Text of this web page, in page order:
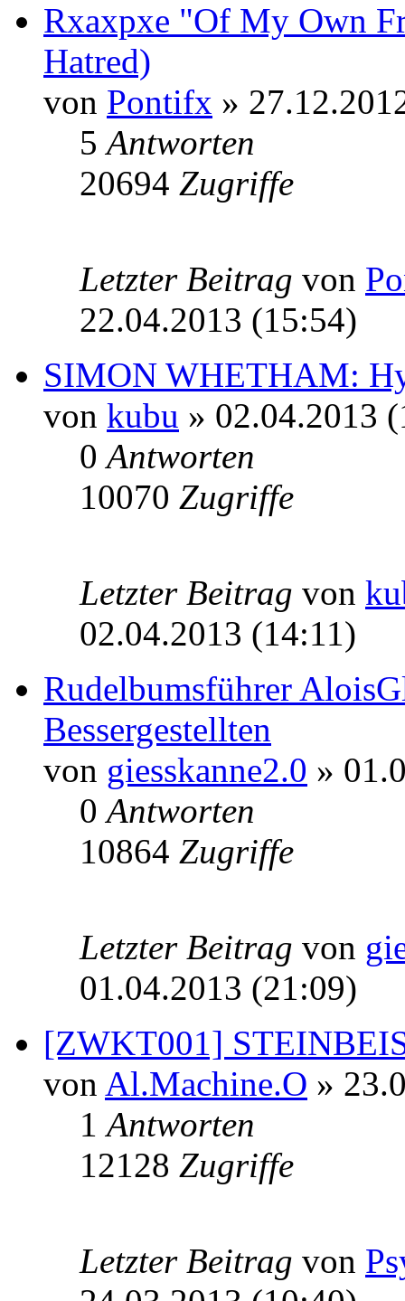
Rxaxpxe "Of My Own
Hatred)
von Pontifx »
5Antworten
20694 Zugriffe
Letzter Beitrag von
22.04.2013 (15:54)
SIMON WHETHAM:
von kubu » 02.04.2013
0Antworten
10070 Zugriffe
Letzter Beitrag von
02.04.2013 (14:11)
Rudelbumsführer
Bessergestellten
von giesskanne2.0 »
0Antworten
10864 Zugriffe
Letzter Beitrag von
01.04.2013 (21:09)
[ZWKT001]
von Al.Machine.O »
1Antworten
12128 Zugriffe
Letzter Beitrag von